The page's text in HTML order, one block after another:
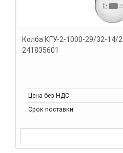
Колба КГУ-2-1000-29/32-14/
241835601
Цена без НДС
Срок поставки